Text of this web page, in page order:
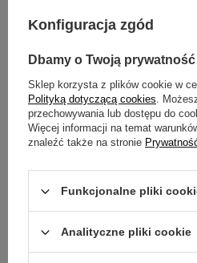
CZAPKA ZIMOWA PIERRE
GASLY TEAM ALPINE F1 2026
159,00 zł / szt.
Konfiguracja zgód
Dbamy o Twoją prywatność
Sklep korzysta z plików cookie w
Polityką dotyczącą cookies.
przechowywania lub dostępu do
Więcej informacji na temat
znaleźć także na stronie
Funkcjonalne pliki
Analityczne pliki cookie